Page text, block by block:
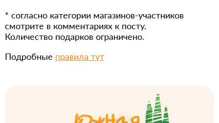
* согласно категории магазинов-участников
смотрите в комментариях к посту.️
Количество подарков ограничено.
Подробные правила тут